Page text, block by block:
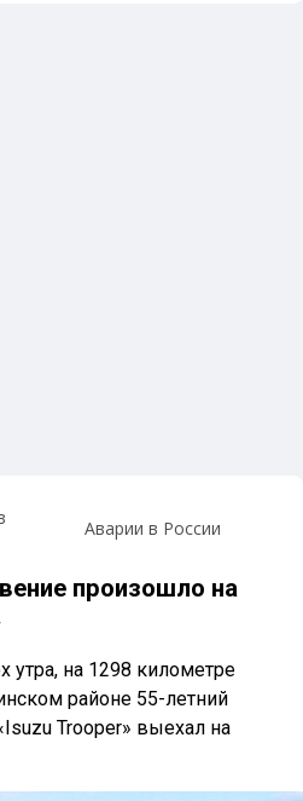
Аварии в России
произошло на
утра, на 1298 километре
районе 55-летний
Trooper» выехал на